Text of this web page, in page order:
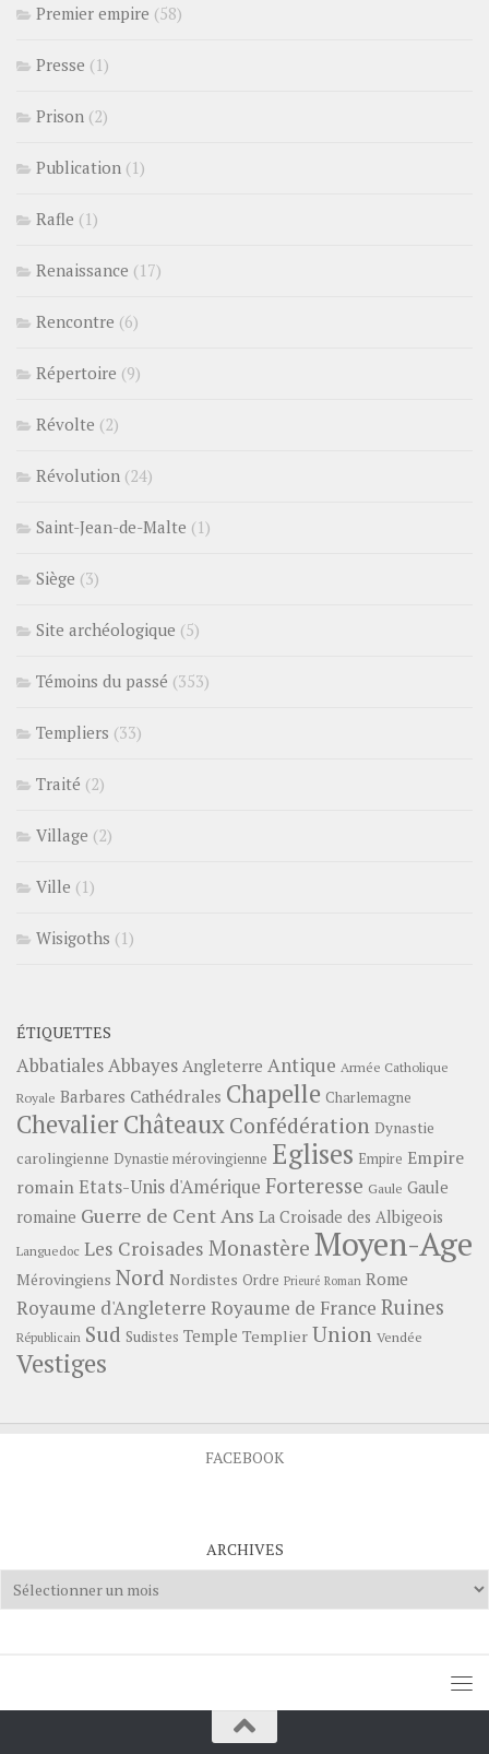
Premier empire (58)
Presse (1)
Prison (2)
Publication (1)
Rafle (1)
Renaissance (17)
Rencontre (6)
Répertoire (9)
Révolte (2)
Révolution (24)
Saint-Jean-de-Malte (1)
Siège (3)
Site archéologique (5)
Témoins du passé (353)
Templiers (33)
Traité (2)
Village (2)
Ville (1)
Wisigoths (1)
ÉTIQUETTES
Abbatiales Abbayes Angleterre Antique Armée Catholique
Royale Barbares Cathédrales Chapelle Charlemagne
ChevalierChâteauxConfédération Dynastie
carolingienne Dynastie mérovingienne Eglises Empire Empire
romainEtats-Unis d'Amérique Forteresse Gaule Gaule
romaine Guerre de Cent Ans La Croisade des Albigeois
Languedoc Les Croisades Monastère Moyen-Age
Mérovingiens Nord Nordistes Ordre Prieuré Roman Rome
Royaume d'Angleterre Royaume de France Ruines
Républicain Sud Sudistes Temple Templier Union Vendée
Vestiges
FACEBOOK
ARCHIVES
Archives